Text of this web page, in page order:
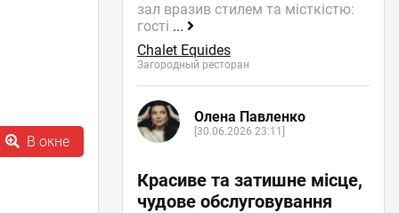
В окне
зал вразив стилем та місткістю:
гості ...
Chalet Equides
Загородный ресторан
Олена Павленко
[30.06.2026 23:11]
Красиве та затишне місце,
чудове обслуговування